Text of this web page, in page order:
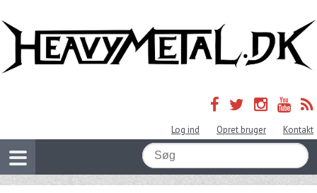
Log ind Opret bruger Kontakt